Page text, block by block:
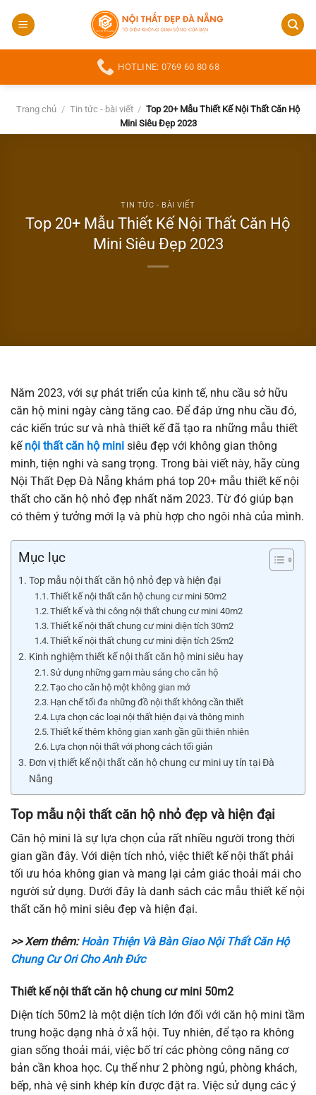
qua
HOTLINE: 0769 60 80 68
Trang chủ / Tin tức - bài viết / Top 20+ Mẫu Thiết Kế Nội Thất Căn Hộ
Mini Siêu Đẹp 2023
TIN TỨC - BÀI VIẾT
Top 20+ Mẫu Thiết Kế Nội Thất Căn Hộ
Mini Siêu Đẹp 2023
Năm 2023, với sự phát triển của kinh tế, nhu cầu sở hữu
căn hộ mini ngày càng tăng cao. Để đáp ứng nhu cầu đó,
các kiến trúc sư và nhà thiết kế đã tạo ra những mẫu thiết
kế nội thất căn hộ mini siêu đẹp với không gian thông
minh, tiện nghi và sang trọng. Trong bài viết này, hãy cùng
Nội Thất Đẹp Đà Nẵng khám phá top 20+ mẫu thiết kế nội
thất cho căn hộ nhỏ đẹp nhất năm 2023. Từ đó giúp bạn
có thêm ý tưởng mới lạ và phù hợp cho ngôi nhà của mình.
Mục lục
Top mẫu nội thất căn hộ nhỏ đẹp và hiện đại
Thiết kế nội thất căn hộ chung cư mini 50m2
Thiết kế và thi công nội thất chung cư mini 40m2
Thiết kế nội thất chung cư mini diện tích 30m2
Thiết kế nội thất chung cư mini diện tích 25m2
Kinh nghiệm thiết kế nội thất căn hộ mini siêu hay
Sử dụng những gam màu sáng cho căn hộ
Tạo cho căn hộ một không gian mở
Hạn chế tối đa những đồ nội thất không cần thiết
Lựa chọn các loại nội thất hiện đại và thông minh
Thiết kế thêm không gian xanh gần gũi thiên nhiên
Lựa chọn nội thất với phong cách tối giản
Đơn vị thiết kế nội thất căn hộ chung cư mini uy tín tại Đà
Nẵng
Top mẫu nội thất căn hộ nhỏ đẹp và hiện đại
Căn hộ mini là sự lựa chọn của rất nhiều người trong thời
gian gần đây. Với diện tích nhỏ, việc thiết kế nội thất phải
tối ưu hóa không gian và mang lại cảm giác thoải mái cho
người sử dụng. Dưới đây là danh sách các mẫu thiết kế nội
thất căn hộ mini siêu đẹp và hiện đại.
>> Xem thêm:Hoàn Thiện Và Bàn Giao Nội Thất Căn Hộ
Chung Cư Ori Cho Anh Đức
Thiết kế nội thất căn hộ chung cư mini 50m2
Diện tích 50m2 là một diện tích lớn đối với căn hộ mini tầm
trung hoặc dạng nhà ở xã hội. Tuy nhiên, để tạo ra không
gian sống thoải mái, việc bố trí các phòng công năng cơ
bản cần khoa học. Cụ thể như 2 phòng ngủ, phòng khách,
bếp, nhà vệ sinh khép kín được đặt ra. Việc sử dụng các ý